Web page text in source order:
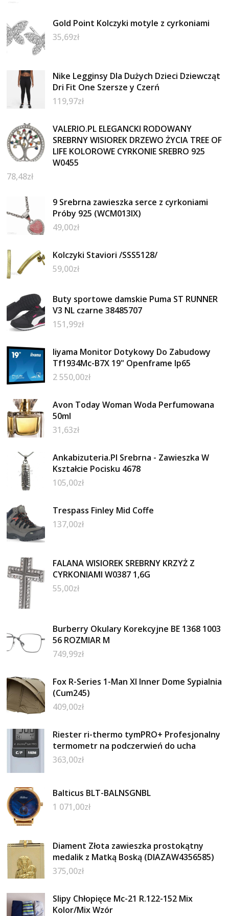
Gold Point Kolczyki motyle z cyrkoniami
35,69zł
Nike Legginsy Dla Dużych Dzieci Dziewcząt
Dri Fit One Szersze y Czerń
119,97zł
VALERIO.PL ELEGANCKI RODOWANY
SREBRNY WISIOREK DRZEWO ŻYCIA TREE OF
LIFE KOLOROWE CYRKONIE SREBRO 925
W0455
78,48zł
9 Srebrna zawieszka serce z cyrkoniami
Próby 925 (WCM013IX)
49,00zł
Kolczyki Staviori /SSS5128/
59,00zł
Buty sportowe damskie Puma ST RUNNER
V3 NL czarne 38485707
151,99zł
Iiyama Monitor Dotykowy Do Zabudowy
Tf1934Mc-B7X 19" Openframe Ip65
2 550,00zł
Avon Today Woman Woda Perfumowana
50ml
31,63zł
Ankabizuteria.Pl Srebrna - Zawieszka W
Kształcie Pocisku 4678
105,00zł
Trespass Finley Mid Coffe
137,00zł
FALANA WISIOREK SREBRNY KRZYŻ Z
CYRKONIAMI W0387 1,6G
55,00zł
Burberry Okulary Korekcyjne BE 1368 1003
56 ROZMIAR M
749,99zł
Fox R-Series 1-Man Xl Inner Dome Sypialnia
(Cum245)
409,00zł
Riester ri-thermo tymPRO+ Profesjonalny
termometr na podczerwień do ucha
363,00zł
Balticus BLT-BALNSGNBL
1 071,00zł
Diament Złota zawieszka prostokątny
medalik z Matką Boską (DIAZAW4356585)
375,00zł
Slipy Chłopięce Mc-21 R.122-152 Mix
Kolor/Mix Wzór